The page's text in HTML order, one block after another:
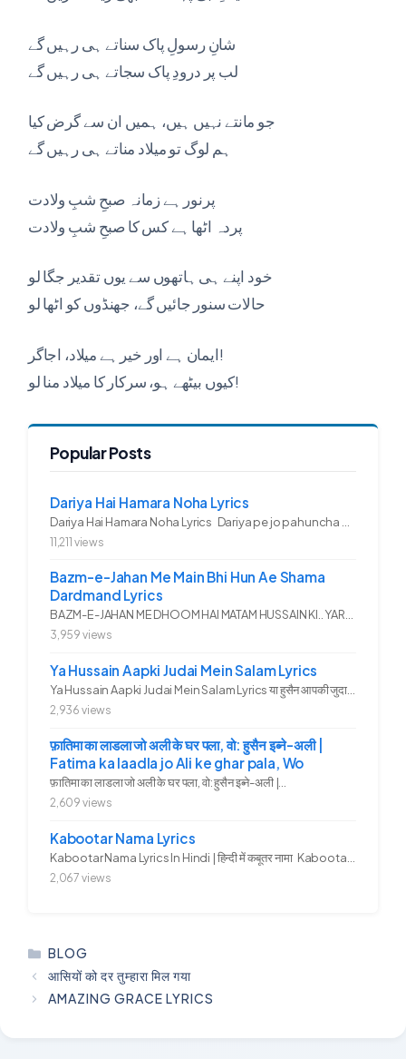
شانِ رسولِ پاک سناتے ہی رہیں گے
لب پر درودِ پاک سجاتے ہی رہیں گے
جو مانتے نہیں ہیں، ہمیں ان سے گرض کیا
ہم لوگ تو میلاد مناتے ہی رہیں گے
پرنور ہے زمانہ صبحِ شبِ ولادت
پردہ اٹھا ہے کس کا صبحِ شبِ ولادت
خود اپنے ہی ہاتھوں سے یوں تقدیر جگا لو
حالات سنور جائیں گے، جھنڈوں کو اٹھا لو
ایمان ہے اور خیر ہے میلاد، اجاگر!
کیوں بیٹھے ہو، سرکار کا میلاد منا لو!
Popular Posts
Dariya Hai Hamara Noha Lyrics
11,211 views
Bazm-e-Jahan Me Main Bhi Hun Ae Shama
Dardmand Lyrics
3,959 views
Ya Hussain Aapki Judai Mein Salam Lyrics
2,936 views
फ़ातिमा का लाडला जो अली के घर पला, वो: हुसैन इब्ने-अली |
Fatima ka laadla jo Ali ke ghar pala, Wo
फ़ातिमा का लाडला जो अली के घर पला, वो: हुसैन इब्ने-अली |...
2,609 views
Kabootar Nama Lyrics
2,067 views
CATEGORIES
BLOG
आसियों को दर तुम्हारा मिल गया
AMAZING GRACE LYRICS